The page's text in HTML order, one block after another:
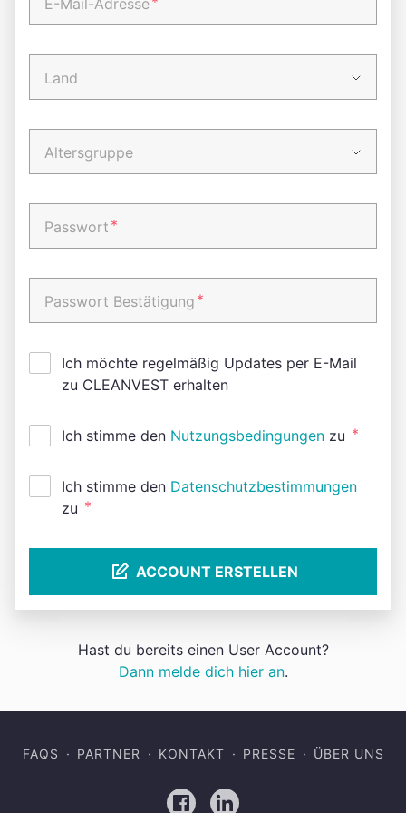
E-Mail-Adresse
Land
Altersgruppe
Passwort *
Passwort Bestätigung *
Ich möchte regelmäßig Updates per E-Mail
zu CLEANVEST erhalten
Ich stimme den Nutzungsbedingungen zu *
Ich stimme den Datenschutzbestimmungen
zu *
ACCOUNT ERSTELLEN
Hast du bereits einen User Account?
Dann melde dich hier an.
FAQS PARTNER KONTAKT PRESSE ÜBER UNS